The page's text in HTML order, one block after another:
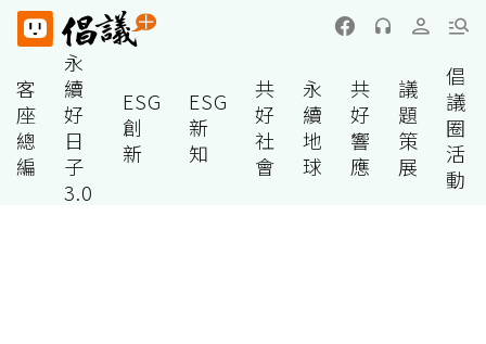
客
座
總
編
永
續
好
日
子
3.0
ESG
創
新
ESG
新
知
共
好
社
會
永
續
地
球
共
好
響
應
議
題
策
展
倡
議
圈
活
動